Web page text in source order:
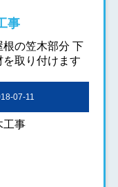
事
根の笠木部分 下
を取り付けます
07-11